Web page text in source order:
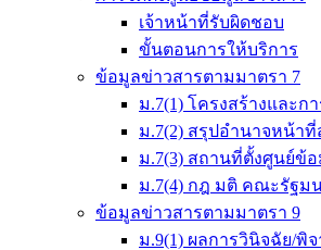
เจ้าหน้าที่รับผิดชอบ
ขั้นตอนการให้บริการ
ข้อมูลข่าวสารตามมาตรา 7
ม.7(1) โครงสร้างและก
ม.7(2) สรุปอำนาจหน้า
ม.7(3) สถานที่ตั้งศูนย์ข้
ม.7(4) กฎ มติ คณะรัฐม
ข้อมูลข่าวสารตามมาตรา 9
ม.9(1) ผลการวินิจฉัย/พิ